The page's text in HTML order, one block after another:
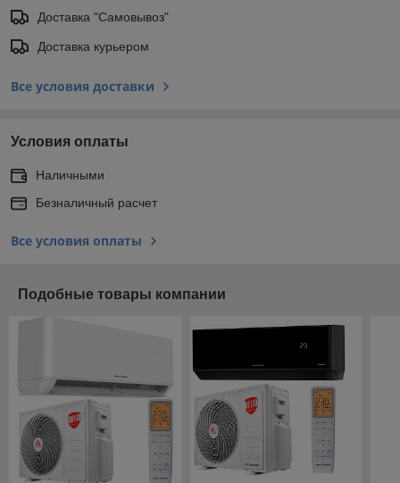
Доставка "Самовывоз"
Доставка курьером
Все условия доставки
Условия оплаты
Наличными
Безналичный расчет
Все условия оплаты
Подобные товары компании